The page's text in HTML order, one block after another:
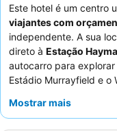
Este hotel é um centro
viajantes com
independente. A sua
direto à Estação
autocarro para
Estádio Murrayfield e o
oferece um espaço
Mostrar mais